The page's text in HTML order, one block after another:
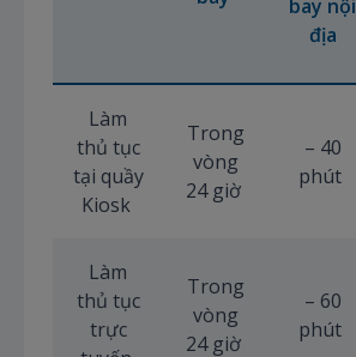
bay nội
địa
Làm
thủ tục
tại quầy
Kiosk
Trong
vòng
24 giờ
– 40
phút
Làm
thủ tục
trực
Trong
vòng
24 giờ
– 60
phút